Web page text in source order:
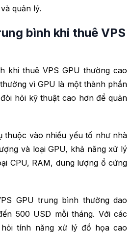
quản lý.
bình khi thuê VPS
khi thuê VPS GPU thường cao
vì GPU là một thành phần
hỏi kỹ thuật cao hơn để quản
thuộc vào nhiều yếu tố như nhà
và loại GPU, khả năng xử lý
CPU, RAM, dung lượng ổ cứng
GPU trung bình thường dao
500 USD mỗi tháng. Với các
tính năng xử lý đồ họa cao